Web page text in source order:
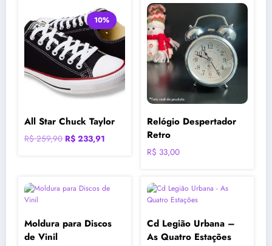
R$ 23,64.
R$ 19,90.
10%
All Star Chuck Taylor
R$259,90 O
R$ 259,90.
R$ 233,91
R$ 233,91.
Relógio Despertador
Retro
R$ 33,00
Moldura para Discos
de Vinil
Cd Legião Urbana –
As Quatro Estações